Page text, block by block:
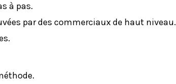
à pas.
par des commerciaux de haut niveau.